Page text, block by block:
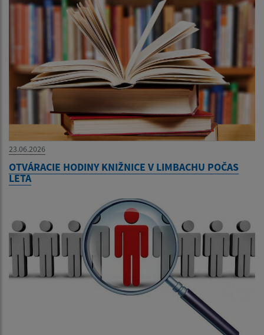
23.06.2026
OTVÁRACIE HODINY KNIŽNICE V LIMBACHU POČAS
LETA